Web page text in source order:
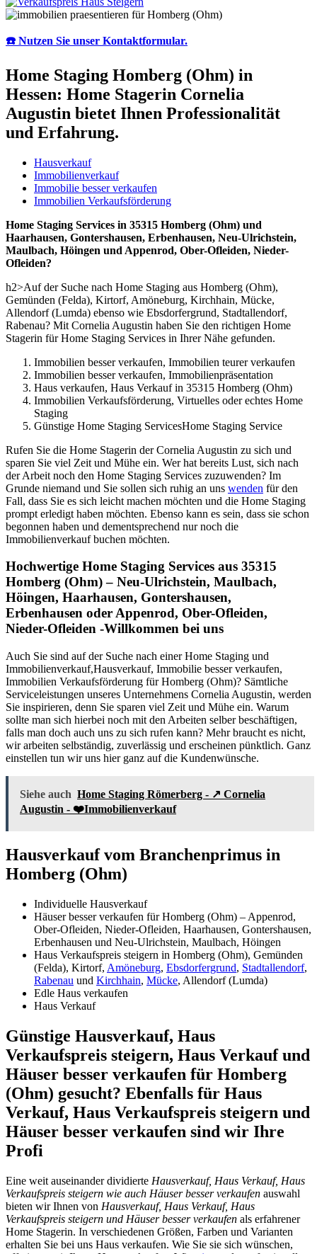
☎️ Nutzen Sie unser Kontaktformular.
Home Staging Homberg (Ohm) in
Hessen: Home Stagerin Cornelia
Augustin bietet Ihnen Professionalität
und Erfahrung.
Hausverkauf
Immobilienverkauf
Immobilie besser verkaufen
Immobilien Verkaufsförderung
Home Staging Services in 35315 Homberg (Ohm) und
Haarhausen, Gontershausen, Erbenhausen, Neu-Ulrichstein,
Maulbach, Höingen und Appenrod, Ober-Ofleiden, Nieder-
Ofleiden?
h2>Auf der Suche nach Home Staging aus Homberg (Ohm),
Gemünden (Felda), Kirtorf, Amöneburg, Kirchhain, Mücke,
Allendorf (Lumda) ebenso wie Ebsdorfergrund, Stadtallendorf,
Rabenau? Mit Cornelia Augustin haben Sie den richtigen Home
Stagerin für Home Staging Services in Ihrer Nähe gefunden.
Immobilien besser verkaufen, Immobilien teurer verkaufen
Immobilien besser verkaufen, Immobilienpräsentation
Haus verkaufen, Haus Verkauf in 35315 Homberg (Ohm)
Immobilien Verkaufsförderung, Virtuelles oder echtes Home
Staging
Günstige Home Staging ServicesHome Staging Service
Rufen Sie die Home Stagerin der Cornelia Augustin zu sich und
sparen Sie viel Zeit und Mühe ein. Wer hat bereits Lust, sich nach
der Arbeit noch den Home Staging Services zuzuwenden? Im
Grunde niemand und Sie sollen sich ruhig an uns wenden für den
Fall, dass Sie es sich leicht machen möchten und die Home Staging
prompt erledigt haben möchten. Ebenso kann es sein, dass sie schon
begonnen haben und dementsprechend nur noch die
Immobilienverkauf buchen möchten.
Hochwertige Home Staging Services aus 35315
Homberg (Ohm) – Neu-Ulrichstein, Maulbach,
Höingen, Haarhausen, Gontershausen,
Erbenhausen oder Appenrod, Ober-Ofleiden,
Nieder-Ofleiden -Willkommen bei uns
Auch Sie sind auf der Suche nach einer Home Staging und
Immobilienverkauf,Hausverkauf, Immobilie besser verkaufen,
Immobilien Verkaufsförderung für Homberg (Ohm)? Sämtliche
Serviceleistungen unseres Unternehmens Cornelia Augustin, werden
Sie inspirieren, denn Sie sparen viel Zeit und Mühe ein. Warum
sollte man sich hierbei noch mit den Arbeiten selber beschäftigen,
falls man doch auch uns zu sich rufen kann? Mehr braucht es nicht,
wir arbeiten selbständig, zuverlässig und erscheinen pünktlich. Ganz
einstellen tun wir uns hier ganz auf die Kundenwünsche.
Siehe auch Home Staging Römerberg - ↗️ Cornelia
Augustin - ❤️Immobilienverkauf
Hausverkauf vom Branchenprimus in
Homberg (Ohm)
Individuelle Hausverkauf
Häuser besser verkaufen für Homberg (Ohm) – Appenrod,
Ober-Ofleiden, Nieder-Ofleiden, Haarhausen, Gontershausen,
Erbenhausen und Neu-Ulrichstein, Maulbach, Höingen
Haus Verkaufspreis steigern in Homberg (Ohm), Gemünden
(Felda), Kirtorf, Amöneburg, Ebsdorfergrund, Stadtallendorf,
Rabenau und Kirchhain, Mücke, Allendorf (Lumda)
Edle Haus verkaufen
Haus Verkauf
Günstige Hausverkauf, Haus
Verkaufspreis steigern, Haus Verkauf und
Häuser besser verkaufen für Homberg
(Ohm) gesucht? Ebenfalls für Haus
Verkauf, Haus Verkaufspreis steigern und
Häuser besser verkaufen sind wir Ihre
Profi
Eine weit auseinander dividierte Hausverkauf, Haus Verkauf, Haus
Verkaufspreis steigern wie auch Häuser besser verkaufen auswahl
bieten wir Ihnen von Hausverkauf, Haus Verkauf, Haus
Verkaufspreis steigern und Häuser besser verkaufen als erfahrener
Home Stagerin. In verschiedenen Größen, Farben und Varianten
erhalten Sie bei uns Haus verkaufen. Wie Sie sie sich wünschen,